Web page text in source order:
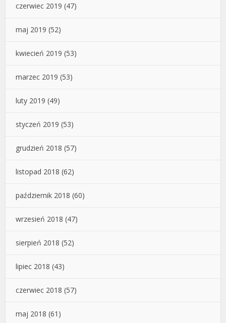
czerwiec 2019 (47)
maj 2019 (52)
kwiecień 2019 (53)
marzec 2019 (53)
luty 2019 (49)
styczeń 2019 (53)
grudzień 2018 (57)
listopad 2018 (62)
październik 2018 (60)
wrzesień 2018 (47)
sierpień 2018 (52)
lipiec 2018 (43)
czerwiec 2018 (57)
maj 2018 (61)